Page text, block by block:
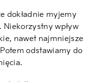
dokładnie myjemy
wpływ
nawet najmniejsze
odstawiamy do